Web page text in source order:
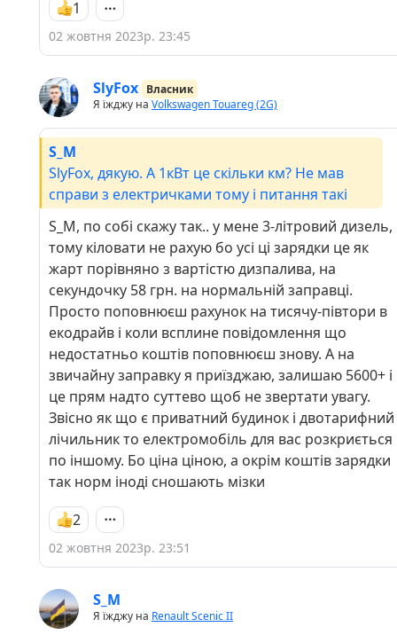
1
02 жовтня 2023р. 23:45
SlyFox Власник
Я їжджу на Volkswagen Touareg (2G)
S_M
SlyFox, дякую. А 1кВт це скільки км? Не мав
справи з електричками тому і питання такі
S_M, по собі скажу так.. у мене 3-літровий дизель,
тому кіловати не рахую бо усі ці зарядки це як
жарт порівняно з вартістю дизпалива, на
секундочку 58 грн. на нормальній заправці.
Просто поповнюєш рахунок на тисячу-півтори в
екодрайв і коли всплине повідомлення що
недостатньо коштів поповнюєш знову. А на
звичайну заправку я приїзджаю, залишаю 5600+ і
це прям надто суттево щоб не звертати увагу.
Звісно як що є приватний будинок і двотарифний
лічильник то електромобіль для вас розкриється
по іншому. Бо ціна ціною, а окрім коштів зарядки
так норм іноді сношають мізки
2
02 жовтня 2023р. 23:51
S_M
Я їжджу на Renault Scenic II